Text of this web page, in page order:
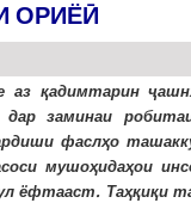
ОРИЁӢ
аз қадимтарин
заминаи
фаслҳо
мушоҳидаҳои
ёфтааст. Таҳқиқи